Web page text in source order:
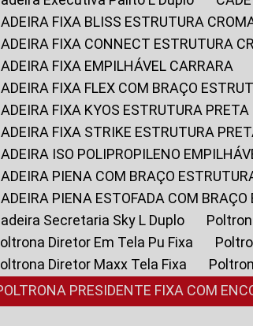
CADEIRA FIXA BLISS ESTRUTURA
CADEIRA FIXA CONNECT ESTRUTURA
CADEIRA FIXA EMPILHÁVEL CARRARA
CADEIRA FIXA FLEX COM BRAÇO
CADEIRA FIXA KYOS ESTRUTURA PRETA
CADEIRA FIXA STRIKE ESTRUTURA
CADEIRA ISO POLIPROPILENO
CADEIRA PIENA COM BRAÇO
CADEIRA PIENA ESTOFADA COM
Cadeira Secretaria Sky L Duplo
Poltrona Diretor Em Tela Pu Fixa
Poltrona Diretor Maxx Tela Fixa
POLTRONA PRESIDENTE FIXA COM